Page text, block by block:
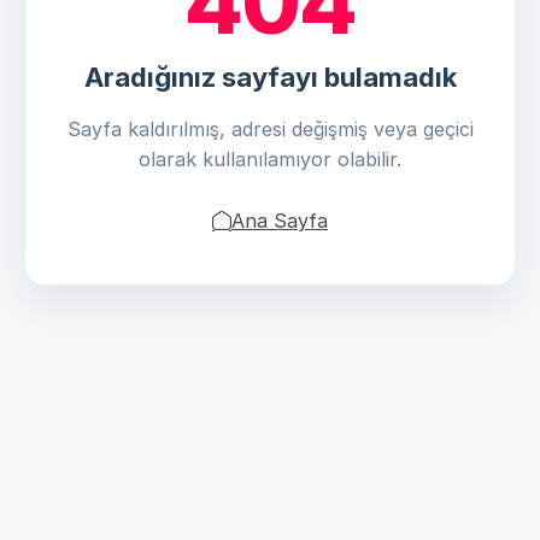
Aradığınız sayfayı bulamadık
Sayfa kaldırılmış, adresi değişmiş veya geçici
olarak kullanılamıyor olabilir.
Ana Sayfa